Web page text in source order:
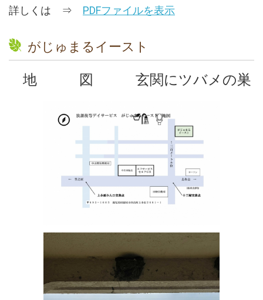
詳しくは ⇒ PDFファイルを表示
がじゅまるイースト
地 図 玄関にツバメの巣